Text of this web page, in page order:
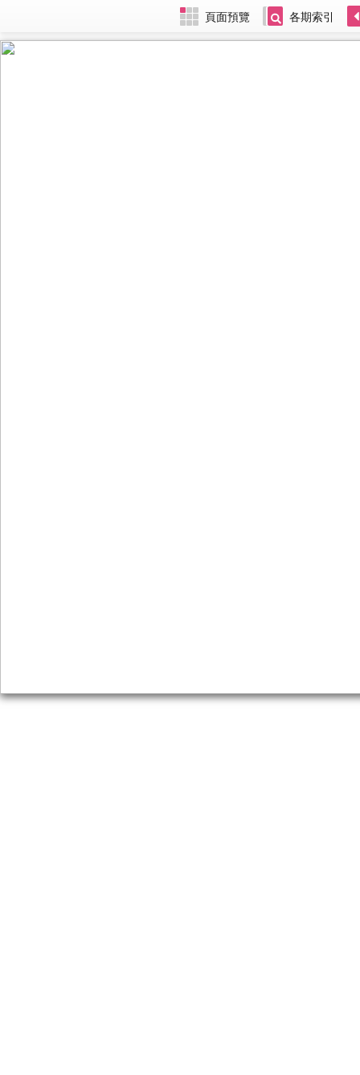
頁面預覽 各期索引